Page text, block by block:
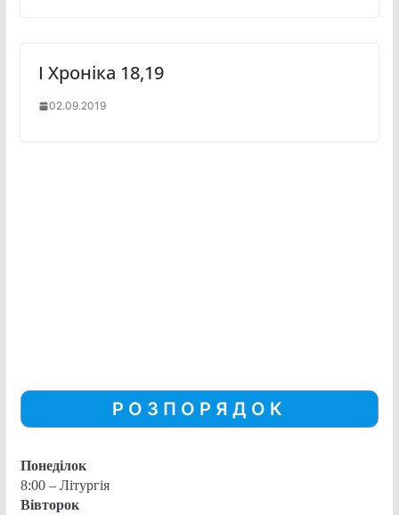
І Хроніка 18,19
02.09.2019
РОЗПОРЯДОК
Понеділок
8:00 – Літургія
Вівторок